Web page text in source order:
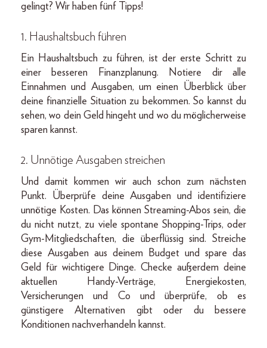
gelingt? Wir haben fünf Tipps!
1. Haushaltsbuch führen
Ein Haushaltsbuch zu führen, ist der erste Schritt zu
einer besseren Finanzplanung. Notiere dir alle
Einnahmen und Ausgaben, um einen Überblick über
deine finanzielle Situation zu bekommen. So kannst du
sehen, wo dein Geld hingeht und wo du möglicherweise
sparen kannst.
2. Unnötige Ausgaben streichen
Und damit kommen wir auch schon zum nächsten
Punkt. Überprüfe deine Ausgaben und identifiziere
unnötige Kosten. Das können Streaming-Abos sein, die
du nicht nutzt, zu viele spontane Shopping-Trips, oder
Gym-Mitgliedschaften, die überflüssig sind. Streiche
diese Ausgaben aus deinem Budget und spare das
Geld für wichtigere Dinge. Checke außerdem deine
aktuellen Handy-Verträge, Energiekosten,
Versicherungen und Co und überprüfe, ob es
günstigere Alternativen gibt oder du bessere
Konditionen nachverhandeln kannst.